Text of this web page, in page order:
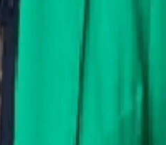
comité d'entreprise partenaire,
comptabilité.